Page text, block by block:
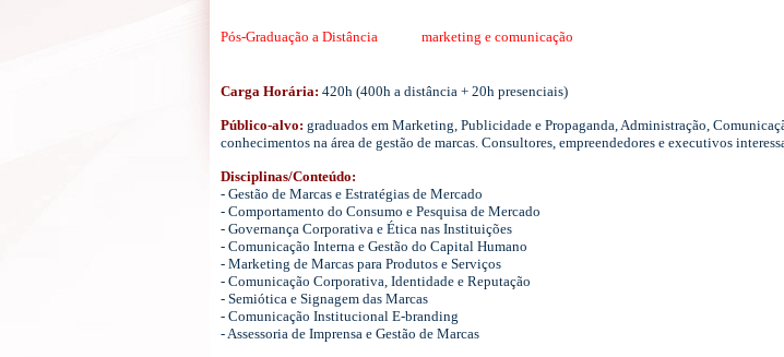
Pós-Graduação a Distância marketing e comunicação
Carga Horária: 420h (400h a distância + 20h presenciais)
Público-alvo: graduados em Marketing, Publicidade e Propaganda, Administração,
conhecimentos na área de gestão de marcas. Consultores, empreendedores e executivos
Disciplinas/Conteúdo:
- Gestão de Marcas e Estratégias de Mercado
- Comportamento do Consumo e Pesquisa de Mercado
- Governança Corporativa e Ética nas Instituições
- Comunicação Interna e Gestão do Capital Humano
- Marketing de Marcas para Produtos e Serviços
- Comunicação Corporativa, Identidade e Reputação
- Semiótica e Signagem das Marcas
- Comunicação Institucional E-branding
- Assessoria de Imprensa e Gestão de Marcas